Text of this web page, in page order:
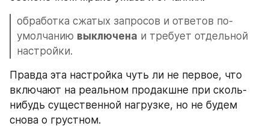
обработка сжатых запросов и ответов по-
умолчанию выключена и требует отдельной
настройки.
Правда эта настройка чуть ли не первое, что
включают на реальном продакшне при сколь-
нибудь существенной нагрузке, но не будем
снова о грустном.